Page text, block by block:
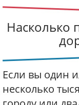
Насколько
Если вы один
несколько